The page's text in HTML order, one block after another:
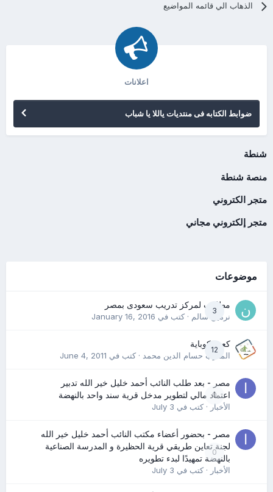
الذهاب الي قائمه المواضيع
اعلانات
ضوابط الكتابه فى منتديات ياللا يا شباب
شنطة
منصة شنطة
متجر الكتروني
متجر إلكتروني مجاني
موضوعات
3
مطلوب لمركز تدريب سعودى بمصر
نرمين سالم· كتب في January 16, 2016
12
كعب كوباية
المدرب حسام الدين محمد· كتب في June 4, 2011
0
مصر - بعد طلب النائب أحمد خليل خير الله تدبير
اعتماد مالي لتطوير مدخل قرية سند واحد بالنهضة
الأخبار· كتب في July 3
0
مصر - بحضور أعضاء مكتب النائب أحمد خليل خير الله
لجنة تعاين طريقي قرية الحظيرة و المدرسة الصناعية
بالنهضة تمهيدًا لبدء تطويره
الأخبار· كتب في July 3